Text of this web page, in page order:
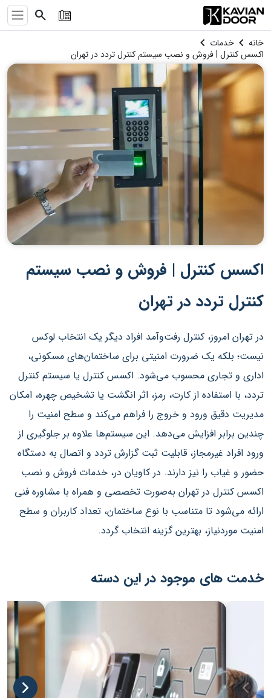
search
خانه chevron_left خدمات chevron_left
اکسس کنترل | فروش و نصب سیستم کنترل تردد در تهران
اکسس کنترل | فروش و نصب سیستم
کنترل تردد در تهران
در تهران امروز، کنترل رفت‌وآمد افراد دیگر یک انتخاب لوکس
نیست؛ بلکه یک ضرورت امنیتی برای ساختمان‌های مسکونی،
اداری و تجاری محسوب می‌شود. اکسس کنترل یا سیستم کنترل
تردد، با استفاده از کارت، رمز، اثر انگشت یا تشخیص چهره، امکان
مدیریت دقیق ورود و خروج را فراهم می‌کند و سطح امنیت را
چندین برابر افزایش می‌دهد. این سیستم‌ها علاوه بر جلوگیری از
ورود افراد غیرمجاز، قابلیت ثبت گزارش تردد و اتصال به دستگاه
حضور و غیاب را نیز دارند. در کاویان در، خدمات فروش و نصب
اکسس کنترل در تهران به‌صورت تخصصی و همراه با مشاوره فنی
ارائه می‌شود تا متناسب با نوع ساختمان، تعداد کاربران و سطح
امنیت موردنیاز، بهترین گزینه انتخاب گردد.
خدمت های موجود در این دسته